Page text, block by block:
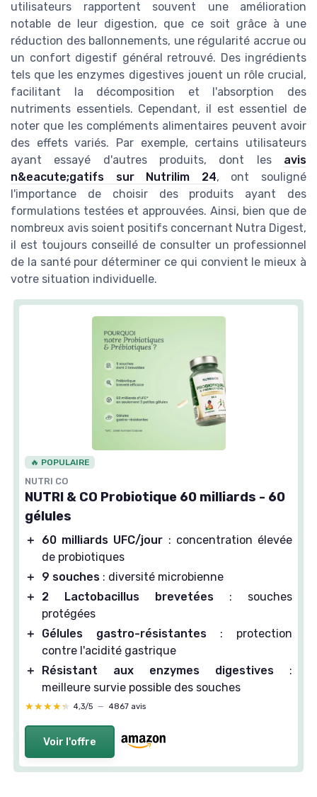
utilisateurs rapportent souvent une amélioration
notable de leur digestion, que ce soit grâce à une
réduction des ballonnements, une régularité accrue ou
un confort digestif général retrouvé. Des ingrédients
tels que les enzymes digestives jouent un rôle crucial,
facilitant la décomposition et l'absorption des
nutriments essentiels. Cependant, il est essentiel de
noter que les compléments alimentaires peuvent avoir
des effets variés. Par exemple, certains utilisateurs
ayant essayé d'autres produits, dont les avis
n&eacute;gatifs sur Nutrilim 24, ont souligné
l'importance de choisir des produits ayant des
formulations testées et approuvées. Ainsi, bien que de
nombreux avis soient positifs concernant Nutra Digest,
il est toujours conseillé de consulter un professionnel
de la santé pour déterminer ce qui convient le mieux à
votre situation individuelle.
🔥 POPULAIRE
NUTRI CO
NUTRI & CO Probiotique 60 milliards - 60
gélules
＋ 60 milliards UFC/jour : concentration élevée
de probiotiques
＋
9 souches : diversité microbienne
＋
2 Lactobacillus brevetées : souches
protégées
＋
Gélules gastro-résistantes : protection
contre l'acidité gastrique
＋
Résistant aux enzymes digestives :
meilleure survie possible des souches
★★★★★
★★★★★ 4,3/5 — 4867 avis
Voir l'offre